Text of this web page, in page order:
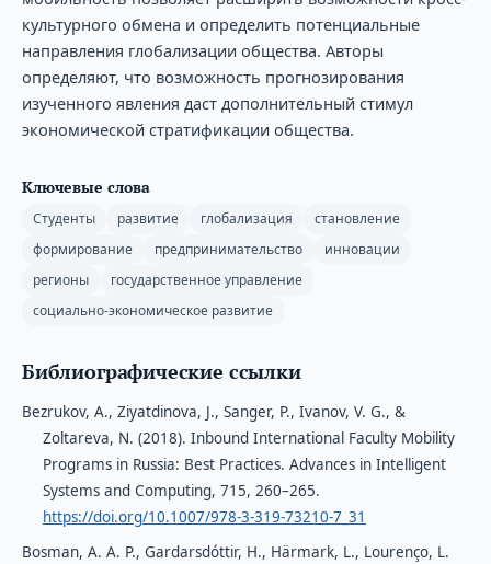
культурного обмена и определить потенциальные
направления глобализации общества. Авторы
определяют, что возможность прогнозирования
изученного явления даст дополнительный стимул
экономической стратификации общества.
Ключевые слова
Студенты развитие глобализация
становление
формирование
предпринимательство
инновации
регионы
государственное управление
социально-экономическое развитие
Библиографические ссылки
Bezrukov, A., Ziyatdinova, J., Sanger, P., Ivanov, V. G., &
Zoltareva, N. (2018). Inbound International Faculty Mobility
Programs in Russia: Best Practices. Advances in Intelligent
Systems and Computing, 715, 260–265.
https://doi.org/10.1007/978-3-319-73210-7_31
Bosman, A. A. P., Gardarsdóttir, H., Härmark, L., Lourenço, L.